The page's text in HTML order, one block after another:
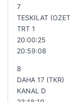
7
TESKILAT
TRT 1
20:00:25
20:59:08
8
DAHA 17 (TKR)
KANAL D